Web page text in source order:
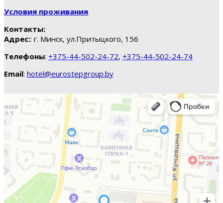
Условия проживания
Контакты:
Адрес:: г. Минск, ул.Притыцкого, 156
Телефоны: +375-44-502-24-72, +375-44-502-24-74
Email: hotel@eurostepgroup.by